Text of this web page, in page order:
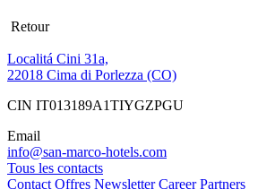
Retour
Localitá Cini 31a,
22018 Cima di Porlezza (CO)
CIN IT013189A1TIYGZPGU
Email
info@san-marco-hotels.com
Tous les contacts
Contact Offres Newsletter Career Partners